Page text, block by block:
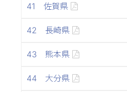
41 佐賀県
42 長崎県
43 熊本県
44 大分県